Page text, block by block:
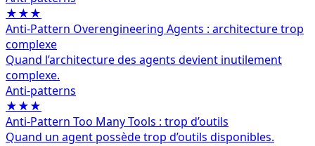
★★★
Anti-Pattern Overengineering Agents : architecture trop
complexe
Quand l’architecture des agents devient inutilement
complexe.
Anti-patterns
★★★
Anti-Pattern Too Many Tools : trop d’outils
Quand un agent possède trop d’outils disponibles.